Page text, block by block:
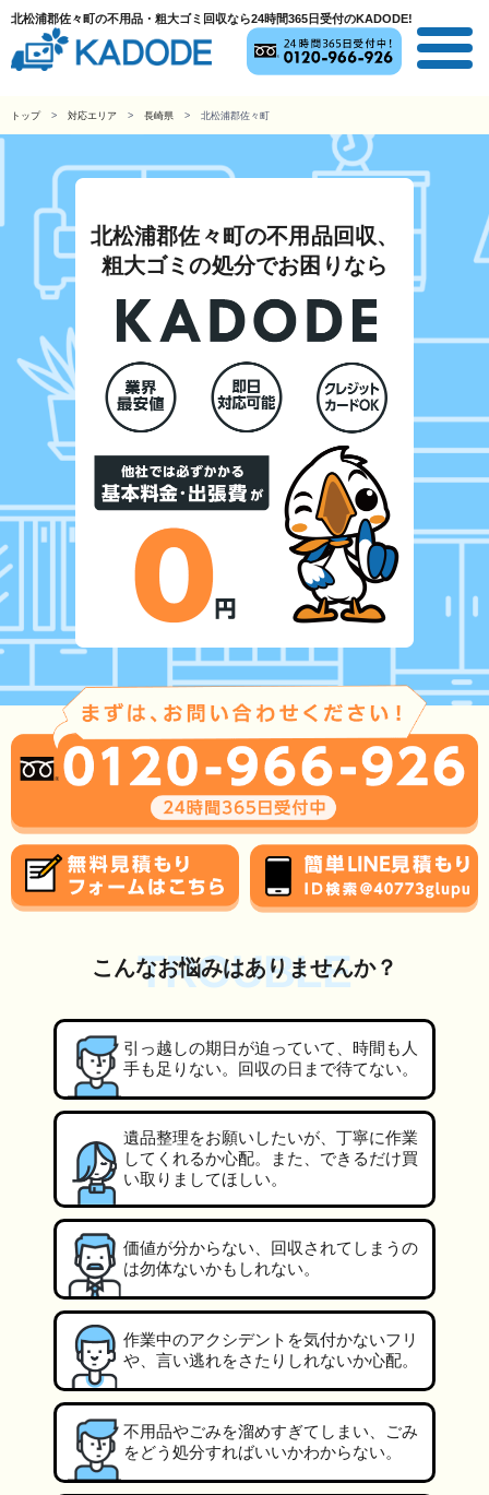
北松浦郡佐々町の不用品・粗大ゴミ回収なら24時間365日受付のKADODE!
トップ 対応エリア 長崎県 北松浦郡佐々町
北松浦郡佐々町の不用品回収、
粗大ゴミの処分でお困りなら
TROUBLE
こんなお悩みはありませんか？
引っ越しの期日が迫っていて、時間も人
手も足りない。回収の日まで待てない。
遺品整理をお願いしたいが、丁寧に作業
してくれるか心配。また、できるだけ買
い取りましてほしい。
価値が分からない、回収されてしまうの
は勿体ないかもしれない。
作業中のアクシデントを気付かないフリ
や、言い逃れをさたりしれないか心配。
不用品やごみを溜めすぎてしまい、ごみ
をどう処分すればいいかわからない。